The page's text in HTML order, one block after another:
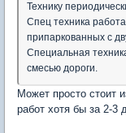
Технику
Спец техника
припаркованных с
Специальная
смесью дороги.
Может просто стоит
работ хотя бы за 2-3